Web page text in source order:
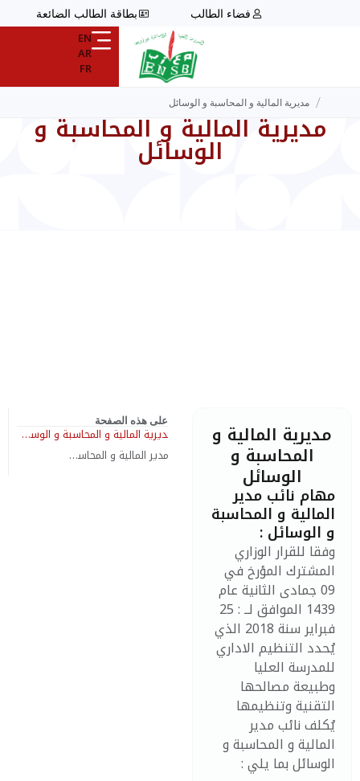
فضاء الطالب بطاقة الطالب الضائعة
EN
AR
FR
/ مديرية المالية و المحاسبة و الوسائل
مديرية المالية و المحاسبة و
الوسائل
مديرية المالية و
المحاسبة و
الوسائل
مهام نائب مدير
المالية و المحاسبة
و الوسائل :
وفقا للقرار الوزاري
المشترك المؤرخ في
09 جمادى الثانية عام
1439 الموافق لــ : 25
فبراير سنة 2018 الذي
يُحدد التنظيم الاداري
للمدرسة العليا
وطبيعة مصالحها
التقنية وتنظيمها
يُكلف نائب مدير
المالية و المحاسبة و
الوسائل بما يلي :
على هذه الصفحة
مديرية المالية و المحاسبة و الوسائل
مهام نائب مدير المالية و المحاسبة و الوسائل :